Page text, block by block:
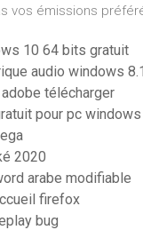
vos émissions
10 64 bits gratuit
audio windows 8.1
télécharger
pour pc
2020
arabe modifiable
firefox
bug